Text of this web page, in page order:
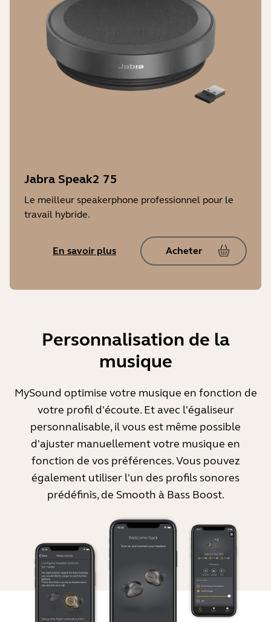
Jabra Speak2 75
Le meilleur speakerphone professionnel pour le
travail hybride.
En savoir plus Acheter
Personnalisation de la
musique
MySound optimise votre musique en fonction de
votre profil d'écoute. Et avec l'égaliseur
personnalisable, il vous est même possible
d'ajuster manuellement votre musique en
fonction de vos préférences. Vous pouvez
également utiliser l'un des profils sonores
prédéfinis, de Smooth à Bass Boost.